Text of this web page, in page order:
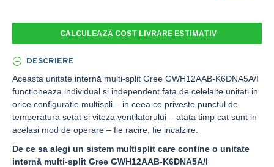
CALCULEAZĂ COST LIVRARE ESTIMATIV
DESCRIERE
Aceasta unitate internă multi-split Gree GWH12AAB-K6DNA5A/I
functioneaza individual si independent fata de celelalte unitati in
orice configuratie multispli – in ceea ce priveste punctul de
temperatura setat si viteza ventilatorului – atata timp cat sunt in
acelasi mod de operare – fie racire, fie incalzire.
De ce sa alegi un sistem multisplit care contine o unitate
internă multi-split Gree GWH12AAB-K6DNA5A/I